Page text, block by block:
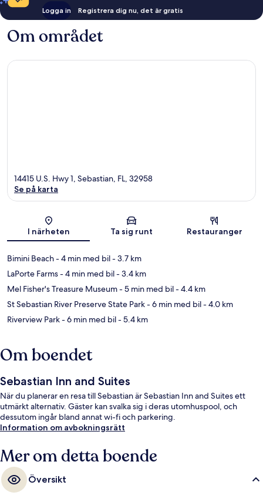
Logga in Registrera dig nu, det är gratis
Om området
Karta
14415 U.S. Hwy 1, Sebastian, FL, 32958
Se på karta
I närheten Ta sig runt Restauranger
Bimini Beach- 4 min med bil- 3.7 km
LaPorte Farms- 4 min med bil- 3.4 km
Mel Fisher's Treasure Museum- 5 min med bil- 4.4 km
St Sebastian River Preserve State Park- 6 min med bil- 4.0 km
Riverview Park- 6 min med bil- 5.4 km
Om boendet
Sebastian Inn and Suites
När du planerar en resa till Sebastian är Sebastian Inn and Suites ett
utmärkt alternativ. Gäster kan svalka sig i deras utomhuspool, och
dessutom ingår bland annat wi-fi och parkering.
Information om avbokningsrätt
Mer om detta boende
Översikt